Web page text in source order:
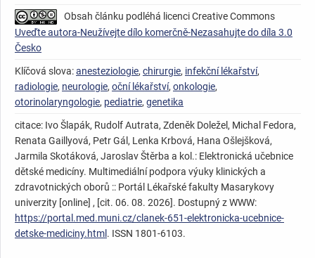
Obsah článku podléhá licenci Creative Commons
Uveďte autora-Neužívejte dílo komerčně-Nezasahujte do díla 3.0
Česko
Klíčová slova:anesteziologie, chirurgie, infekční lékařství,
radiologie, neurologie, oční lékařství, onkologie,
otorinolaryngologie, pediatrie, genetika
citace: Ivo Šlapák, Rudolf Autrata, Zdeněk Doležel, Michal Fedora,
Renata Gaillyová, Petr Gál, Lenka Krbová, Hana Ošlejšková,
Jarmila Skotáková, Jaroslav Štěrba a kol.: Elektronická učebnice
dětské medicíny. Multimediální podpora výuky klinických a
zdravotnických oborů :: Portál Lékařské fakulty Masarykovy
univerzity [online] , [cit. 06. 08. 2026]. Dostupný z WWW:
https://portal.med.muni.cz/clanek-651-elektronicka-ucebnice-
detske-mediciny.html. ISSN 1801-6103.